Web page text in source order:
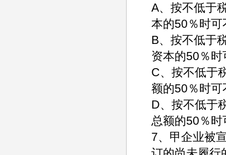
A、按不低于
本的50％时可
B、按不低于
资本的50％
C、按不低于
额的50％时可
D、按不低于
总额的50％
7、甲企业被